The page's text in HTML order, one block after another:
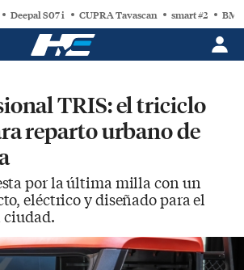
Deepal S07 i CUPRA Tavascan smart #2
TRIS: el triciclo
reparto urbano de
por la última milla con un
eléctrico y diseñado para el